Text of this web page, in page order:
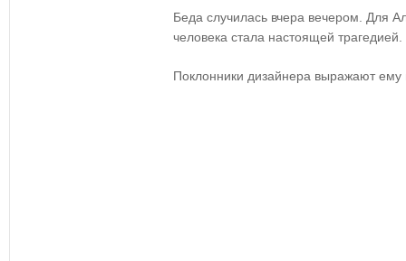
Беда случилась вчера вечером. Для
человека стала настоящей трагедией.
Поклонники дизайнера выражают ему